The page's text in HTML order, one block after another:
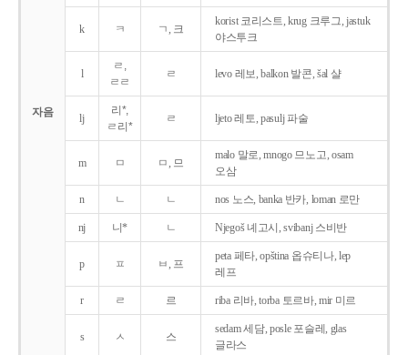
자음
k ㅋ ㄱ, 크
korist 코리스트, krug 크루그, jastuk
야스투크
l
ㄹ,
ㄹㄹ
ㄹ levo 레보, balkon 발콘, šal 샬
lj
리*,
ㄹ리*
ㄹ ljeto 레토, pasulj 파술
m ㅁ ㅁ, 므
malo 말로, mnogo 므노고, osam
오삼
n ㄴ ㄴ nos 노스, banka 반카, loman 로만
nj 니* ㄴ Njegoš 녜고시, svibanj 스비반
p ㅍ ㅂ, 프
peta 페타, opština 옵슈티나, lep
레프
r ㄹ 르 riba 리바, torba 토르바, mir 미르
s ㅅ 스
sedam 세담, posle 포슬레, glas
글라스